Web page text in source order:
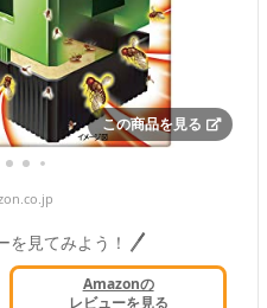
この商品を見る
を見てみよう！
Amazonの
レビューを見る